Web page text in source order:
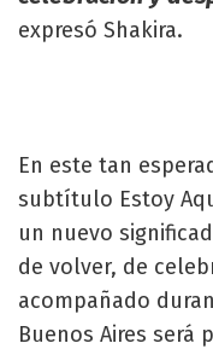
expresó Shakira.
En este tan
subtítulo Estoy
un nuevo
de volver, de
acompañado
Buenos Aires será